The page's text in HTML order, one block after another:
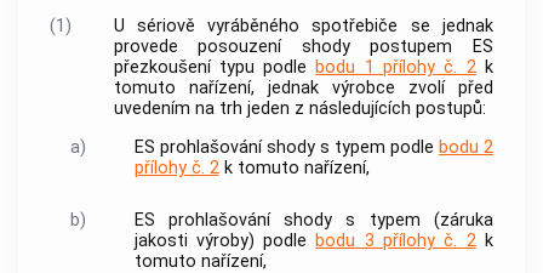
(1)
U sériově vyráběného spotřebiče se jednak
provede posouzení shody postupem ES
přezkoušení typu podle bodu 1 přílohy č. 2k
tomuto nařízení, jednak výrobce zvolí před
uvedením na trh jeden z následujících postupů:
a)
ES prohlašování shody s typem podle bodu 2
přílohy č. 2k tomuto nařízení,
b)
ES prohlašování shody s typem (záruka
jakosti výroby) podle bodu 3 přílohy č. 2k
tomuto nařízení,